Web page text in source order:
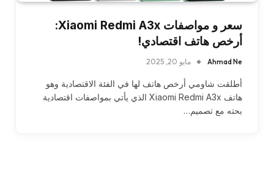
سعر و مواصفات Xiaomi Redmi A3x:
أرخص هاتف اقتصادي!
Ahmad Ne مايو 20, 2025
أطلقت شاومي أرخص هاتف لها في الفئة الاقتصادية وهو
هاتف Xiaomi Redmi A3x الذي يأتي بمواصفات اقتصادية
بحته مع تصميم…